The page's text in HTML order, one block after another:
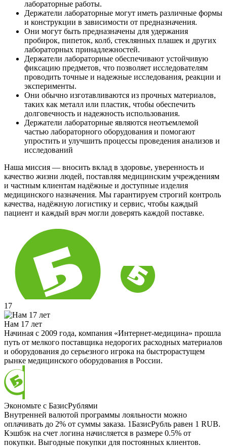
лабораторные работы.
Держатели лабораторные могут иметь различные формы
и конструкции в зависимости от предназначения.
Они могут быть предназначены для удержания
пробирок, пипеток, колб, стеклянных плашек и других
лабораторных принадлежностей.
Держатели лабораторные обеспечивают устойчивую
фиксацию предметов, что позволяет исследователям
проводить точные и надежные исследования, реакции и
эксперименты.
Они обычно изготавливаются из прочных материалов,
таких как металл или пластик, чтобы обеспечить
долговечность и надежность использования.
Держатели лабораторные являются неотъемлемой
частью лабораторного оборудования и помогают
упростить и улучшить процессы проведения анализов и
исследований
Наша миссия — вносить вклад в здоровье, уверенность и
качество жизни людей, поставляя медицинским учреждениям
и частным клиентам надёжные и доступные изделия
медицинского назначения. Мы гарантируем строгий контроль
качества, надёжную логистику и сервис, чтобы каждый
пациент и каждый врач могли доверять каждой поставке.
17
Нам 17 лет
Начиная с 2009 года, компания «Интернет-медицина» прошла
путь от мелкого поставщика недорогих расходных материалов
и оборудования до серьезного игрока на быстрорастущем
рынке медицинского оборудования в России.
Экономьте с БазисРублями
Внутренней валютой программы лояльности можно
оплачивать до 2% от суммы заказа. 1БазисРубль равен 1 RUB.
Кэшбэк на счет логина начисляется в размере 0.5% от
покупки. Выгодные покупки для постоянных клиентов.